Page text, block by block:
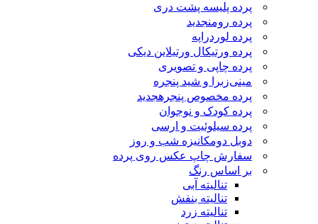
پرده پلیسه پشت دری
پرده رومنجدید
پرده لوردراپه
پرده ورتیکال ورتیلاین دیکی
پرده چاپی و تصویری
مینی‌زبرا و شید پنجره
پرده مخصوص پنجرهجدید
پرده کودک و نوجوان
پرده سیلوئیت و ارسی
دوبل دومکانیزه شب و روز
سفارش چاپ عکس روی پرده
بر اساس رنگ
تنالیته آبی
تنالیته بنفش
تنالیته زرد